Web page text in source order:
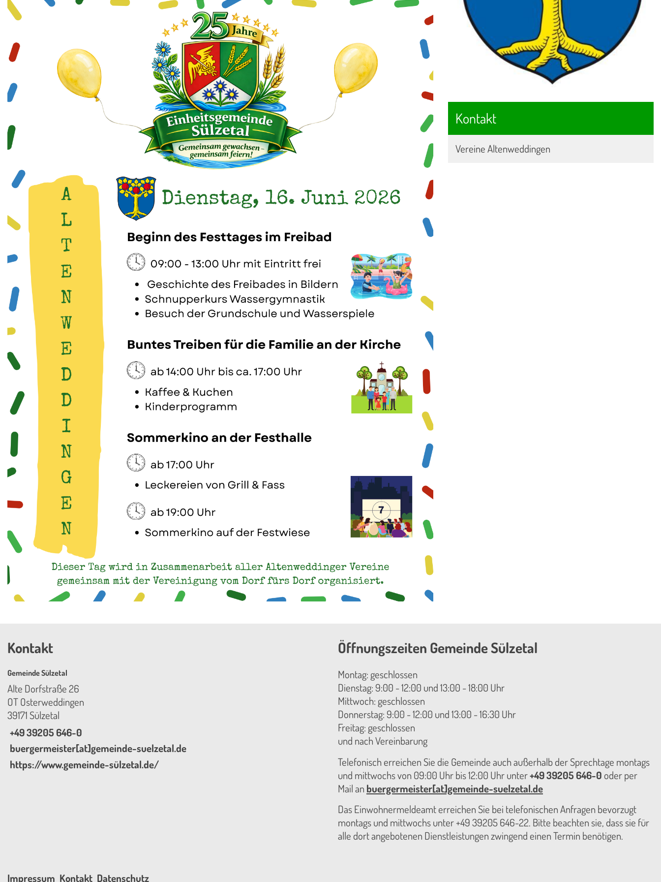
Kontakt
Vereine Altenweddingen
Kontakt
Gemeinde Sülzetal
Alte Dorfstraße 26
OT Osterweddingen
39171 Sülzetal
+49 39205 646-0
buergermeister[at]gemeinde-suelzetal.de
https://www.gemeinde-sülzetal.de/
Öffnungszeiten Gemeinde Sülzetal
Montag: geschlossen
Dienstag: 9:00 - 12:00 und 13:00 - 18:00 Uhr
Mittwoch: geschlossen
Donnerstag: 9:00 - 12:00 und 13:00 - 16:30 Uhr
Freitag: geschlossen
und nach Vereinbarung
Telefonisch erreichen Sie die Gemeinde auch außerhalb der Sprechtage montags
und mittwochs von 09:00 Uhr bis 12:00 Uhr unter+49 39205 646-0 oder per
Mail an buergermeister[at]gemeinde-suelzetal.de
Das Einwohnermeldeamt erreichen Sie bei telefonischen Anfragen bevorzugt
montags und mittwochs unter +49 39205 646-22. Bitte beachten sie, dass sie für
alle dort angebotenen Dienstleistungen zwingend einen Termin benötigen.
Impressum Kontakt Datenschutz